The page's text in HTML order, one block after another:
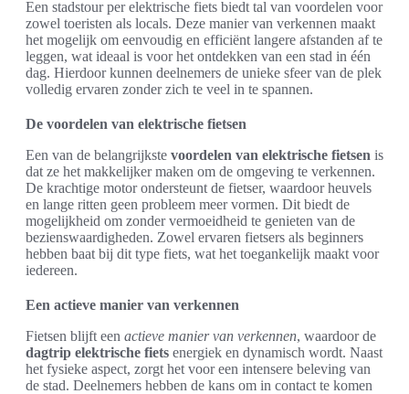
Een stadstour per elektrische fiets biedt tal van voordelen voor
zowel toeristen als locals. Deze manier van verkennen maakt
het mogelijk om eenvoudig en efficiënt langere afstanden af te
leggen, wat ideaal is voor het ontdekken van een stad in één
dag. Hierdoor kunnen deelnemers de unieke sfeer van de plek
volledig ervaren zonder zich te veel in te spannen.
De voordelen van elektrische fietsen
Een van de belangrijkste voordelen van elektrische fietsen is
dat ze het makkelijker maken om de omgeving te verkennen.
De krachtige motor ondersteunt de fietser, waardoor heuvels
en lange ritten geen probleem meer vormen. Dit biedt de
mogelijkheid om zonder vermoeidheid te genieten van de
bezienswaardigheden. Zowel ervaren fietsers als beginners
hebben baat bij dit type fiets, wat het toegankelijk maakt voor
iedereen.
Een actieve manier van verkennen
Fietsen blijft een actieve manier van verkennen, waardoor de
dagtrip elektrische fiets energiek en dynamisch wordt. Naast
het fysieke aspect, zorgt het voor een intensere beleving van
de stad. Deelnemers hebben de kans om in contact te komen